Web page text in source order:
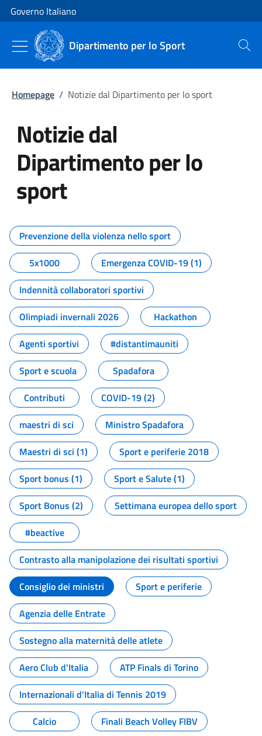
Vai al contenuto
Vai alla navigazione del sito
Governo Italiano
Dipartimento per lo Sport Cerca
Homepage / Notizie dal Dipartimento per lo sport
Notizie dal
Dipartimento per lo
sport
Tutti i contenuti della pagina
Prevenzione della violenza nello sport
5x1000
Emergenza COVID-19 (1)
Indennità collaboratori sportivi
Olimpiadi invernali 2026
Hackathon
Agenti sportivi
#distantimauniti
Sport e scuola
Spadafora
Contributi
COVID-19 (2)
maestri di sci
Ministro Spadafora
Maestri di sci (1)
Sport e periferie 2018
Sport bonus (1)
Sport e Salute (1)
Sport Bonus (2)
Settimana europea dello sport
#beactive
Contrasto alla manipolazione dei risultati sportivi
Consiglio dei ministri
Sport e periferie
Agenzia delle Entrate
Sostegno alla maternità delle atlete
Aero Club d'Italia
ATP Finals di Torino
Internazionali d'Italia di Tennis 2019
Calcio
Finali Beach Volley FIBV